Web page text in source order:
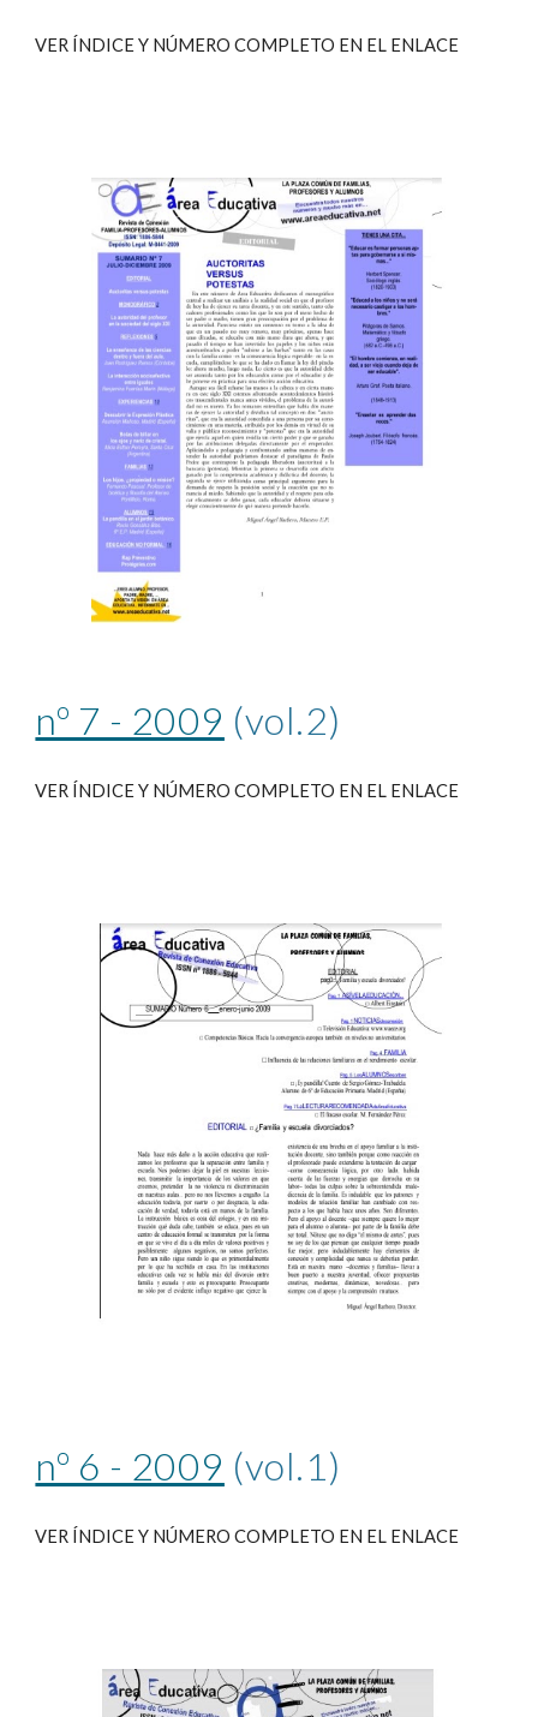
VER ÍNDICE Y NÚMERO COMPLETO EN EL ENLACE
nº 7 - 2009 (vol.2)
VER ÍNDICE Y NÚMERO COMPLETO EN EL ENLACE
nº 6 - 2009 (vol.1)
VER ÍNDICE Y NÚMERO COMPLETO EN EL ENLACE